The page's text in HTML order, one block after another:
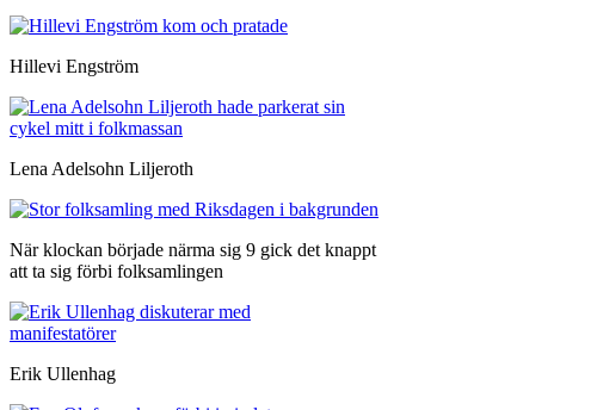
Hillevi Engström
Lena Adelsohn Liljeroth
När klockan började närma sig 9 gick det knappt
att ta sig förbi folksamlingen
Erik Ullenhag